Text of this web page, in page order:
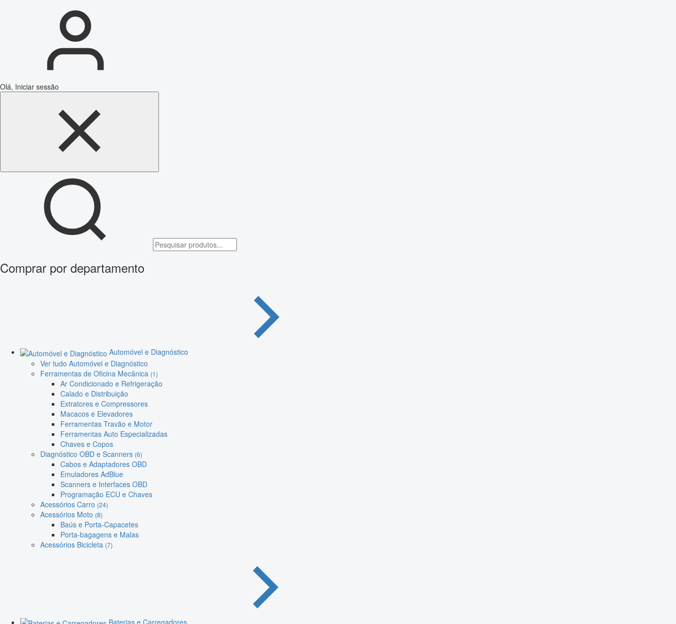
Olá, Iniciar sessão
Comprar por departamento
Automóvel e Diagnóstico
Ver tudo Automóvel e Diagnóstico
Ferramentas de Oficina Mecânica (1)
Ar Condicionado e Refrigeração
Calado e Distribuição
Extratores e Compressores
Macacos e Elevadores
Ferramentas Travão e Motor
Ferramentas Auto Especializadas
Chaves e Copos
Diagnóstico OBD e Scanners (6)
Cabos e Adaptadores OBD
Emuladores AdBlue
Scanners e Interfaces OBD
Programação ECU e Chaves
Acessórios Carro (24)
Acessórios Moto (8)
Baús e Porta-Capacetes
Porta-bagagens e Malas
Acessórios Bicicleta (7)
Baterias e Carregadores